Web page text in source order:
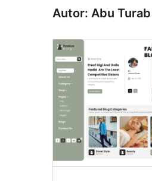
Autor: Abu Turab